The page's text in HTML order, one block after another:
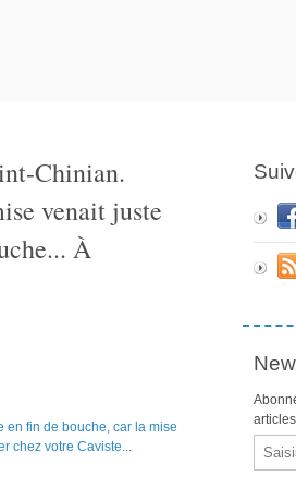
Chinian.
venait juste
À
Email